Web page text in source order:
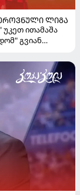
ᲚᲘᲒᲐ
ითამაშა
გვიან